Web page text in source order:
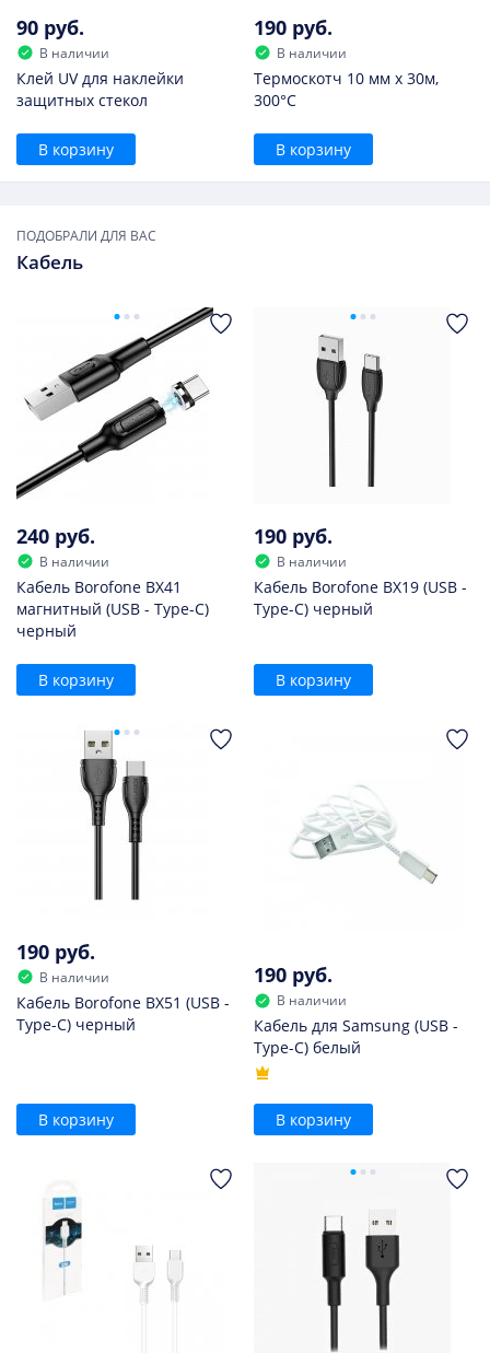
90 руб.
В наличии
Клей UV для наклейки
защитных стекол
В корзину
190 руб.
В наличии
Термоскотч 10 мм х 30м,
300°С
В корзину
ПОДОБРАЛИ ДЛЯ ВАС
Кабель
240 руб.
В наличии
Кабель Borofone BX41
магнитный (USB - Type-C)
черный
В корзину
190 руб.
В наличии
Кабель Borofone BX19 (USB -
Type-C) черный
В корзину
190 руб.
В наличии
Кабель Borofone BX51 (USB -
Type-C) черный
В корзину
190 руб.
В наличии
Кабель для Samsung (USB -
Type-C) белый
В корзину